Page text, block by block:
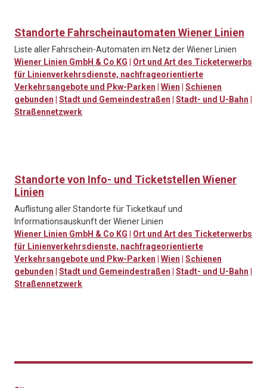
Standorte Fahrscheinautomaten Wiener Linien
Liste aller Fahrschein-Automaten im Netz der Wiener Linien
Wiener Linien GmbH & Co KG
Ort und Art des Ticketerwerbs
für Linienverkehrsdienste, nachfrageorientierte
Verkehrsangebote und Pkw-Parken
Wien
Schienen
gebunden
Stadt und Gemeindestraßen Stadt- und U-Bahn
Straßennetzwerk
Standorte von Info- und Ticketstellen Wiener
Linien
Auflistung aller Standorte für Ticketkauf und
Informationsauskunft der Wiener Linien
Wiener Linien GmbH & Co KG
Ort und Art des Ticketerwerbs
für Linienverkehrsdienste, nachfrageorientierte
Verkehrsangebote und Pkw-Parken
Wien
Schienen
gebunden
Stadt und Gemeindestraßen Stadt- und U-Bahn
Straßennetzwerk